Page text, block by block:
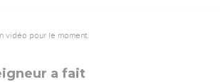
vidéo pour le moment.
a fait